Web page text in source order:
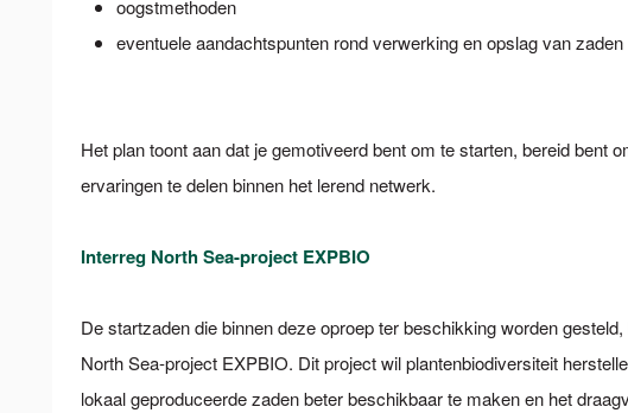
oogstmethoden
eventuele aandachtspunten rond verwerking en opslag van zaden
Het plan toont aan dat je gemotiveerd bent om te starten, bereid bent
ervaringen te delen binnen het lerend netwerk.
Interreg North Sea-project EXPBIO
De startzaden die binnen deze oproep ter beschikking worden
North Sea-project EXPBIO. Dit project wil plantenbiodiversiteit
lokaal geproduceerde zaden beter beschikbaar te maken en het